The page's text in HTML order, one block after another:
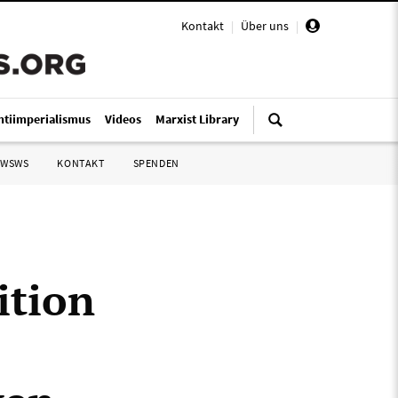
Kontakt | Über uns |
Videos Marxist Library
KONTAKT SPENDEN